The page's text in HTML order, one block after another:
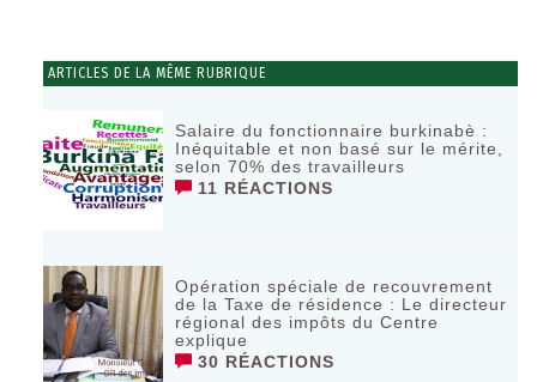
ARTICLES DE LA MÊME RUBRIQUE
Salaire du fonctionnaire burkinabè :
Inéquitable et non basé sur le mérite,
selon 70% des travailleurs
11 RÉACTIONS
Opération spéciale de recouvrement
de la Taxe de résidence : Le directeur
régional des impôts du Centre
explique
30 RÉACTIONS